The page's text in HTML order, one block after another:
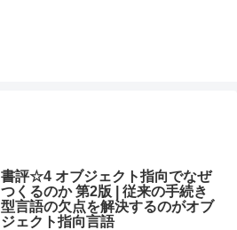
書評☆4 オブジェクト指向でなぜ
つくるのか 第2版 | 従来の手続き
型言語の欠点を解決するのがオブ
ジェクト指向言語